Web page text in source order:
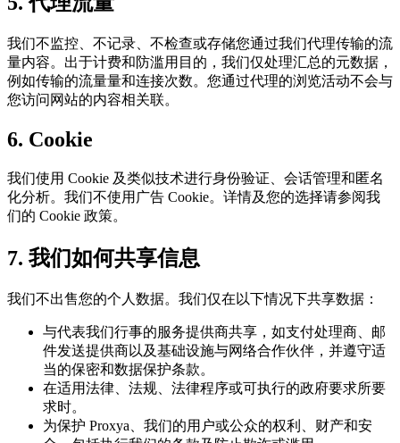
我们不监控、不记录、不检查或存储您通过我们代理传输的流
量内容。出于计费和防滥用目的，我们仅处理汇总的元数据，
例如传输的流量量和连接次数。您通过代理的浏览活动不会与
您访问网站的内容相关联。
6. Cookie
我们使用 Cookie 及类似技术进行身份验证、会话管理和匿名
化分析。我们不使用广告 Cookie。详情及您的选择请参阅我
们的 Cookie 政策。
7. 我们如何共享信息
我们不出售您的个人数据。我们仅在以下情况下共享数据：
与代表我们行事的服务提供商共享，如支付处理商、邮
件发送提供商以及基础设施与网络合作伙伴，并遵守适
当的保密和数据保护条款。
在适用法律、法规、法律程序或可执行的政府要求所要
求时。
为保护 Proxya、我们的用户或公众的权利、财产和安